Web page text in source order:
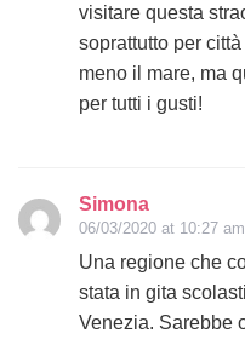
visitare questa
soprattutto per
meno il mare, ma
per tutti i gusti!
Simona
06/03/2020 at 10:27 am
Una regione che
stata in gita
Venezia. Sarebbe